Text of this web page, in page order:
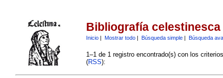
Bibliografía celestinesca
Inicio| Mostrar todo| Búsqueda simple| Búsqueda
1–1 de 1 registro encontrado(s) con los
(RSS):